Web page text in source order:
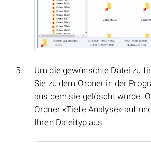
Um die gewünschte Datei zu
Sie zu dem Ordner in der
aus dem sie gelöscht wurde.
Ordner «Tiefe Analyse» auf
Ihren Dateityp aus.